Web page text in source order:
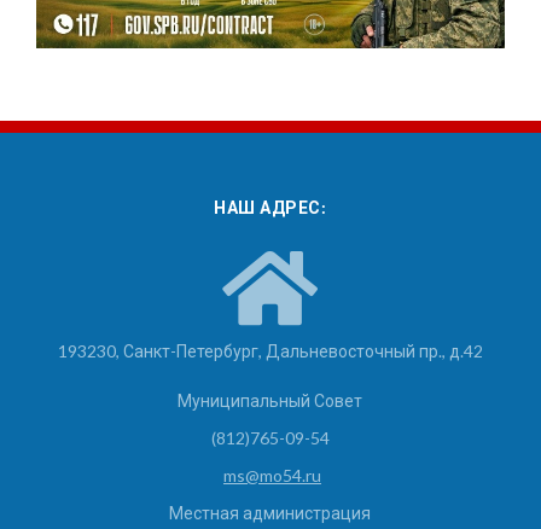
НАШ АДРЕС:
193230, Санкт-Петербург, Дальневосточный пр., д.42
Муниципальный Совет
(812)765-09-54
ms@mo54.ru
Местная администрация